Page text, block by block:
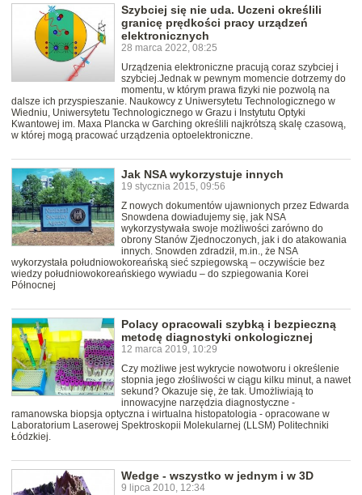
Szybciej się nie uda. Uczeni określili
granicę prędkości pracy urządzeń
elektronicznych
28 marca 2022, 08:25
Urządzenia elektroniczne pracują coraz szybciej i
szybciej.Jednak w pewnym momencie dotrzemy do
momentu, w którym prawa fizyki nie pozwolą na
dalsze ich przyspieszanie. Naukowcy z Uniwersytetu Technologicznego w
Wiedniu, Uniwersytetu Technologicznego w Grazu i Instytutu Optyki
Kwantowej im. Maxa Plancka w Garching określili najkrótszą skalę czasową,
w której mogą pracować urządzenia optoelektroniczne.
Jak NSA wykorzystuje innych
19 stycznia 2015, 09:56
Z nowych dokumentów ujawnionych przez Edwarda
Snowdena dowiadujemy się, jak NSA
wykorzystywała swoje możliwości zarówno do
obrony Stanów Zjednoczonych, jak i do atakowania
innych. Snowden zdradził, m.in., że NSA
wykorzystała południowokoreańską sieć szpiegowską – oczywiście bez
wiedzy południowokoreańskiego wywiadu – do szpiegowania Korei
Północnej
Polacy opracowali szybką i bezpieczną
metodę diagnostyki onkologicznej
12 marca 2019, 10:29
Czy możliwe jest wykrycie nowotworu i określenie
stopnia jego złośliwości w ciągu kilku minut, a nawet
sekund? Okazuje się, że tak. Umożliwiają to
innowacyjne narzędzia diagnostyczne -
ramanowska biopsja optyczna i wirtualna histopatologia - opracowane w
Laboratorium Laserowej Spektroskopii Molekularnej (LLSM) Politechniki
Łódzkiej.
Wedge - wszystko w jednym i w 3D
9 lipca 2010, 12:34